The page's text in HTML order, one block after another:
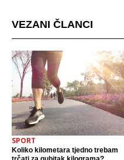
VEZANI ČLANCI
SPORT
Koliko kilometara tjedno trebam